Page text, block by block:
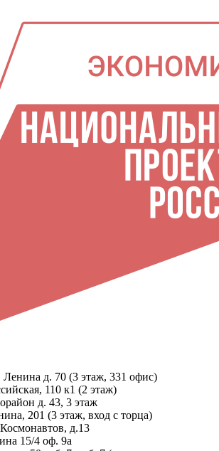
Ленина д. 70 (3 этаж, 331 офис)
110 к1 (2 этаж)
д. 43, 3 этаж
201 (3 этаж, вход с торца)
д.13
15/4 оф. 9а